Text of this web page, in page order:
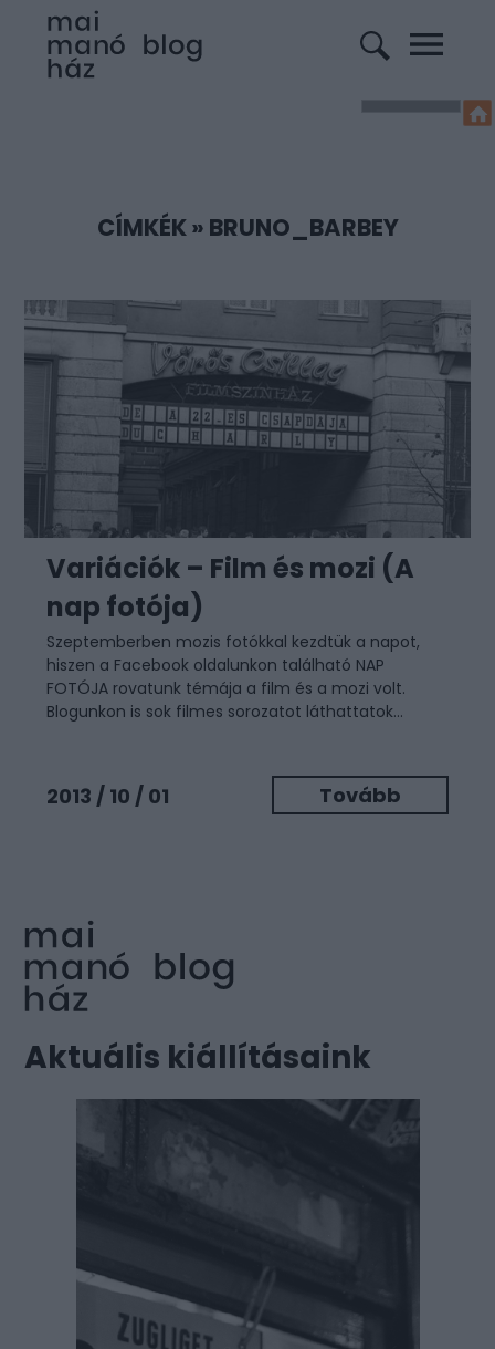
CÍMKÉK» BRUNO_BARBEY
Variációk – Film és mozi (A
nap fotója)
Szeptemberben mozis fotókkal kezdtük a napot,
hiszen a Facebook oldalunkon található NAP
FOTÓJA rovatunk témája a film és a mozi volt.
Blogunkon is sok filmes sorozatot láthattatok...
2013 / 10 / 01 Tovább
Aktuális kiállításaink